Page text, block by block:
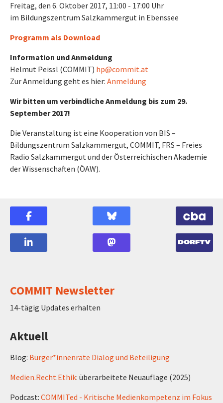
Freitag, den 6. Oktober 2017, 11:00 - 17:00 Uhr
im Bildungszentrum Salzkammergut in Ebenssee
Programm als Download
Information und Anmeldung
Helmut Peissl (COMMIT) hp@commit.at
Zur Anmeldung geht es hier: Anmeldung
Wir bitten um verbindliche Anmeldung bis zum 29.
September 2017!
Die Veranstaltung ist eine Kooperation von BIS –
Bildungszentrum Salzkammergut, COMMIT, FRS – Freies
Radio Salzkammergut und der Österreichischen Akademie
der Wissenschaften (ÖAW).
COMMIT Newsletter
14-tägig Updates erhalten
Aktuell
Blog: Bürger*innenräte Dialog und Beteiligung
Medien.Recht.Ethik: überarbeitete Neuauflage (2025)
Podcast: COMMITed - Kritische Medienkompetenz im Fokus